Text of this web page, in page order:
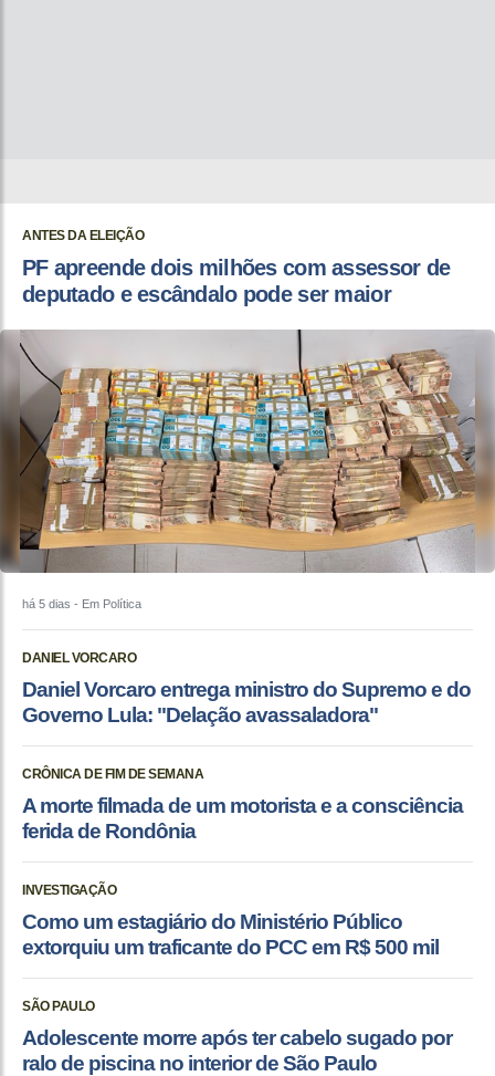
ANTES DA ELEIÇÃO
PF apreende dois milhões com assessor de
deputado e escândalo pode ser maior
há 5 dias - Em Política
DANIEL VORCARO
Daniel Vorcaro entrega ministro do Supremo e do
Governo Lula: "Delação avassaladora"
CRÔNICA DE FIM DE SEMANA
A morte filmada de um motorista e a consciência
ferida de Rondônia
INVESTIGAÇÃO
Como um estagiário do Ministério Público
extorquiu um traficante do PCC em R$ 500 mil
SÃO PAULO
Adolescente morre após ter cabelo sugado por
ralo de piscina no interior de São Paulo